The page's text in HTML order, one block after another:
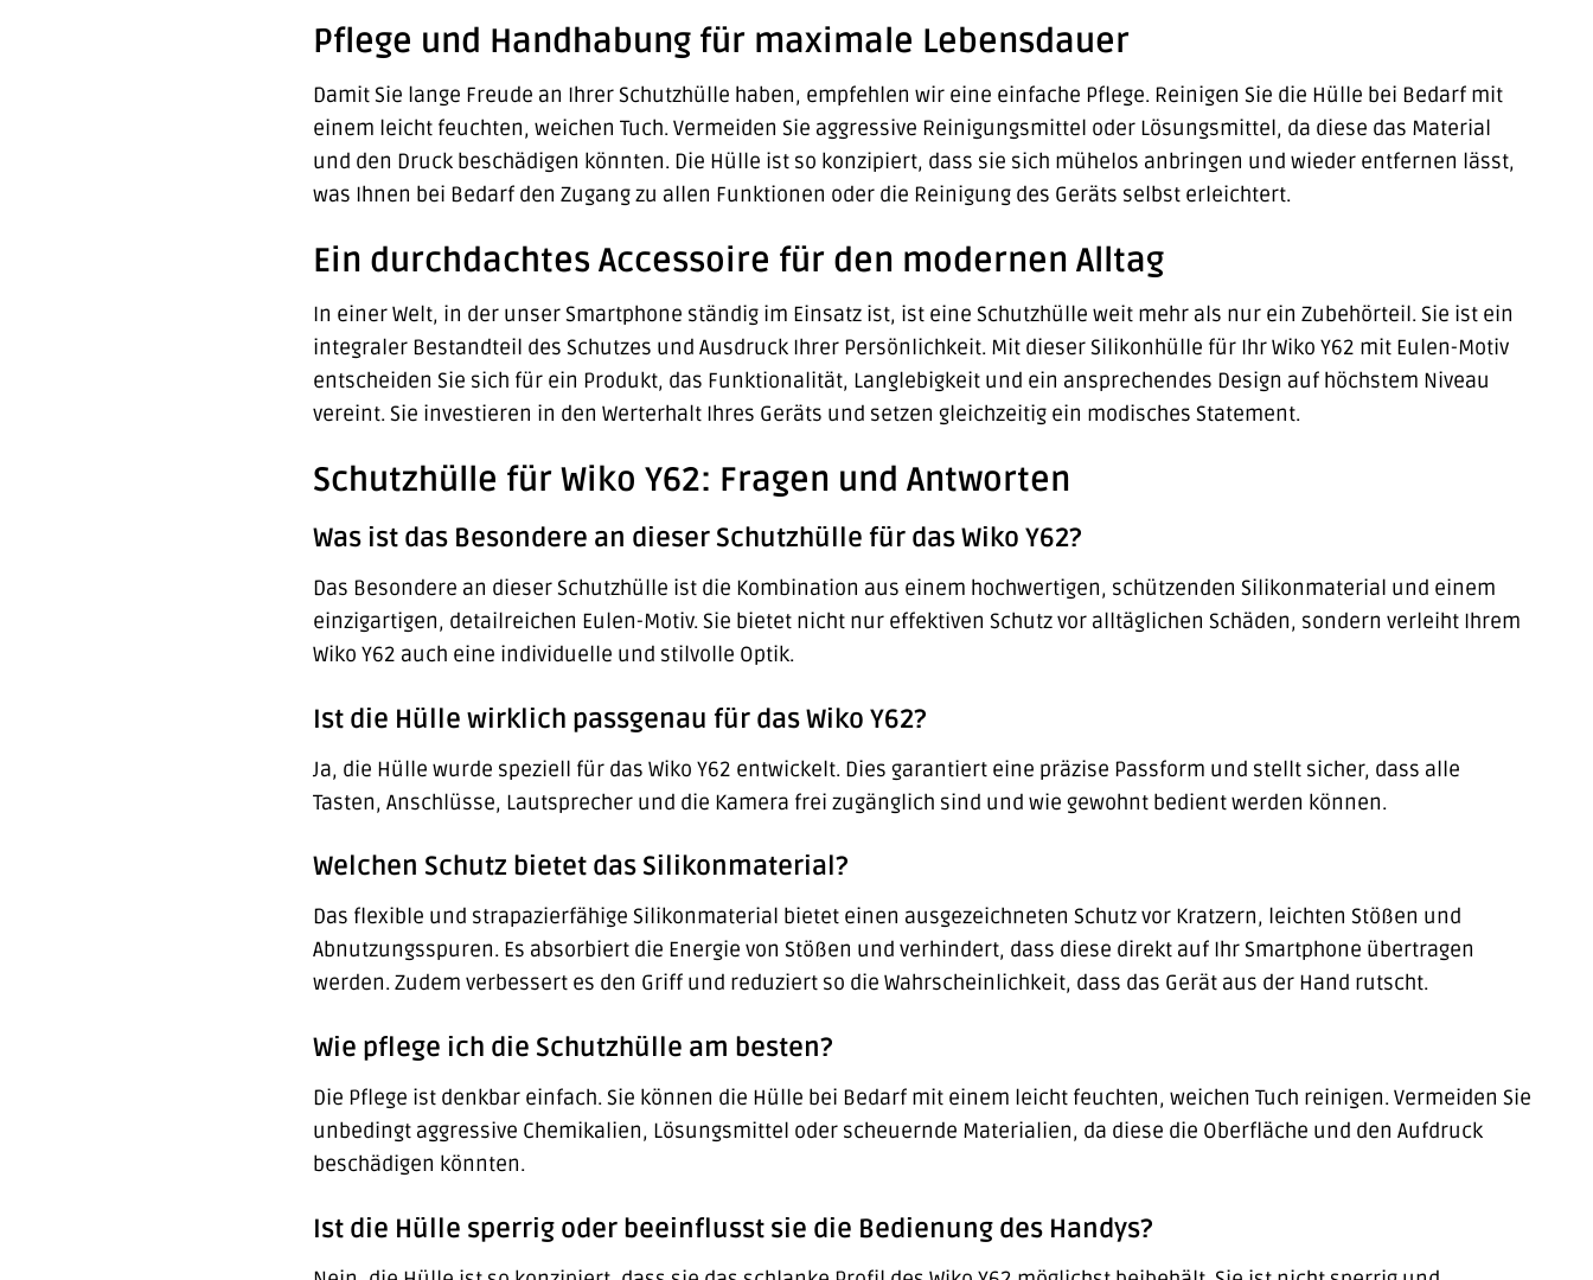
Pflege und Handhabung für maximale Lebensdauer
Damit Sie lange Freude an Ihrer Schutzhülle haben, empfehlen wir eine einfache Pflege. Reinigen Sie die Hülle bei Bedarf mit
einem leicht feuchten, weichen Tuch. Vermeiden Sie aggressive Reinigungsmittel oder Lösungsmittel, da diese das Material
und den Druck beschädigen könnten. Die Hülle ist so konzipiert, dass sie sich mühelos anbringen und wieder entfernen lässt,
was Ihnen bei Bedarf den Zugang zu allen Funktionen oder die Reinigung des Geräts selbst erleichtert.
Ein durchdachtes Accessoire für den modernen Alltag
In einer Welt, in der unser Smartphone ständig im Einsatz ist, ist eine Schutzhülle weit mehr als nur ein Zubehörteil. Sie ist ein
integraler Bestandteil des Schutzes und Ausdruck Ihrer Persönlichkeit. Mit dieser Silikonhülle für Ihr Wiko Y62 mit Eulen-Motiv
entscheiden Sie sich für ein Produkt, das Funktionalität, Langlebigkeit und ein ansprechendes Design auf höchstem Niveau
vereint. Sie investieren in den Werterhalt Ihres Geräts und setzen gleichzeitig ein modisches Statement.
Schutzhülle für Wiko Y62: Fragen und Antworten
Was ist das Besondere an dieser Schutzhülle für das Wiko Y62?
Das Besondere an dieser Schutzhülle ist die Kombination aus einem hochwertigen, schützenden Silikonmaterial und einem
einzigartigen, detailreichen Eulen-Motiv. Sie bietet nicht nur effektiven Schutz vor alltäglichen Schäden, sondern verleiht Ihrem
Wiko Y62 auch eine individuelle und stilvolle Optik.
Ist die Hülle wirklich passgenau für das Wiko Y62?
Ja, die Hülle wurde speziell für das Wiko Y62 entwickelt. Dies garantiert eine präzise Passform und stellt sicher, dass alle
Tasten, Anschlüsse, Lautsprecher und die Kamera frei zugänglich sind und wie gewohnt bedient werden können.
Welchen Schutz bietet das Silikonmaterial?
Das flexible und strapazierfähige Silikonmaterial bietet einen ausgezeichneten Schutz vor Kratzern, leichten Stößen und
Abnutzungsspuren. Es absorbiert die Energie von Stößen und verhindert, dass diese direkt auf Ihr Smartphone übertragen
werden. Zudem verbessert es den Griff und reduziert so die Wahrscheinlichkeit, dass das Gerät aus der Hand rutscht.
Wie pflege ich die Schutzhülle am besten?
Die Pflege ist denkbar einfach. Sie können die Hülle bei Bedarf mit einem leicht feuchten, weichen Tuch reinigen. Vermeiden Sie
unbedingt aggressive Chemikalien, Lösungsmittel oder scheuernde Materialien, da diese die Oberfläche und den Aufdruck
beschädigen könnten.
Ist die Hülle sperrig oder beeinflusst sie die Bedienung des Handys?